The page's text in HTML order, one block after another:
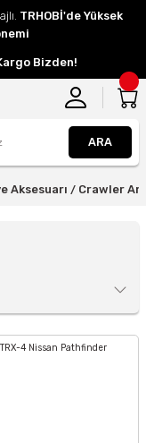
TRHOBİ'de Yüksek
Bizden!
ARA
Aksesuarı Crawler